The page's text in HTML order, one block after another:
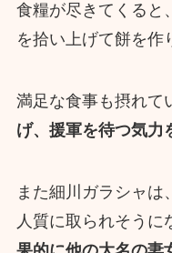
食糧が尽きてくると
を拾い上げて餅を作
満足な食事も摂れて
げ、援軍を待つ気力
また細川ガラシャは
人質に取られそうに